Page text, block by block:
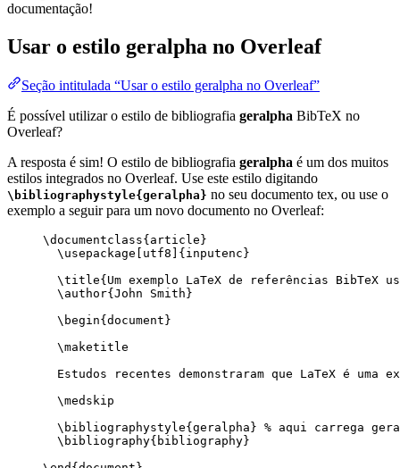
documentação!
Usar o estilo geralpha no Overleaf
Seção intitulada “Usar o estilo geralpha no Overleaf”
É possível utilizar o estilo de bibliografia geralpha BibTeX no
Overleaf?
A resposta é sim! O estilo de bibliografia geralpha é um dos muitos
estilos integrados no Overleaf. Use este estilo digitando
\bibliographystyle{geralpha} no seu documento tex, ou use o
exemplo a seguir para um novo documento no Overleaf:
\documentclass{ article }
\usepackage
utf8 ]{ inputenc }
\title{Um exemplo LaTeX de referências
\author{John Smith}
\begin{ document }
\maketitle
Estudos recentes demonstraram que LaTeX é
\medskip
\bibliographystyle{geralpha} % aqui carrega
\bibliography{bibliography}